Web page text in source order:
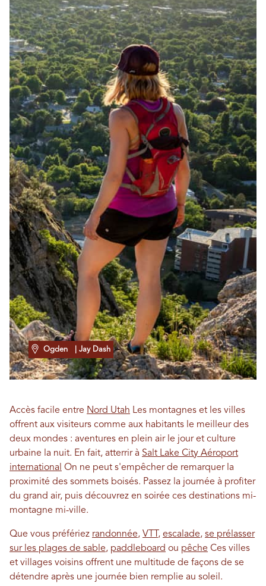
Ogden | Jay Dash
Accès facile entre Nord Utah Les montagnes et les villes
offrent aux visiteurs comme aux habitants le meilleur des
deux mondes : aventures en plein air le jour et culture
urbaine la nuit. En fait, atterrir à Salt Lake City Aéroport
international On ne peut s'empêcher de remarquer la
proximité des sommets boisés. Passez la journée à profiter
du grand air, puis découvrez en soirée ces destinations mi-
montagne mi-ville.
Que vous préfériez randonnée, VTT , escalade, se prélasser
sur les plages de sable, paddleboard ou pêche Ces villes
et villages voisins offrent une multitude de façons de se
détendre après une journée bien remplie au soleil.